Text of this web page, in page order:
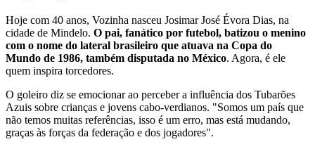
Hoje com 40 anos, Vozinha nasceu Josimar José Évora Dias, na
cidade de Mindelo. O pai, fanático por futebol, batizou o menino
com o nome do lateral brasileiro que atuava na Copa do
Mundo de 1986, também disputada no México. Agora, é ele
quem inspira torcedores.
O goleiro diz se emocionar ao perceber a influência dos Tubarões
Azuis sobre crianças e jovens cabo-verdianos. "Somos um país que
não temos muitas referências, isso é um erro, mas está mudando,
graças às forças da federação e dos jogadores".